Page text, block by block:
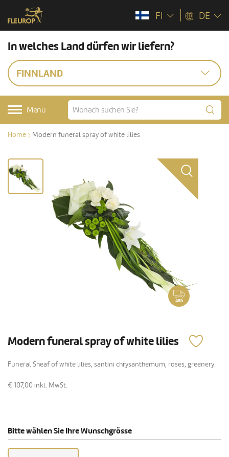
FI DE
In welches Land dürfen wir liefern?
FINNLAND
Menü
Home Modern funeral spray of white lilies
48h
Modern funeral spray of white lilies
Funeral Sheaf of white lilies, santini chrysanthemum, roses, greenery.
€ 107,00 inkl. MwSt.
Bitte wählen Sie Ihre Wunschgrösse